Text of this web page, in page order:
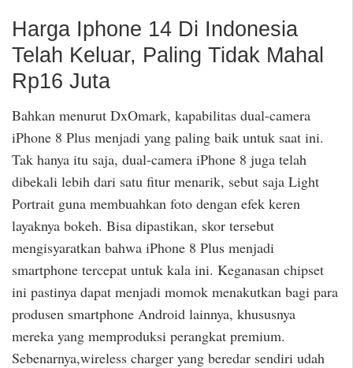
Harga Iphone 14 Di Indonesia
Telah Keluar, Paling Tidak Mahal
Rp16 Juta
Bahkan menurut DxOmark, kapabilitas dual-camera
iPhone 8 Plus menjadi yang paling baik untuk saat ini.
Tak hanya itu saja, dual-camera iPhone 8 juga telah
dibekali lebih dari satu fitur menarik, sebut saja Light
Portrait guna membuahkan foto dengan efek keren
layaknya bokeh. Bisa dipastikan, skor tersebut
mengisyaratkan bahwa iPhone 8 Plus menjadi
smartphone tercepat untuk kala ini. Keganasan chipset
ini pastinya dapat menjadi momok menakutkan bagi para
produsen smartphone Android lainnya, khususnya
mereka yang memproduksi perangkat premium.
Sebenarnya,wireless charger yang beredar sendiri udah